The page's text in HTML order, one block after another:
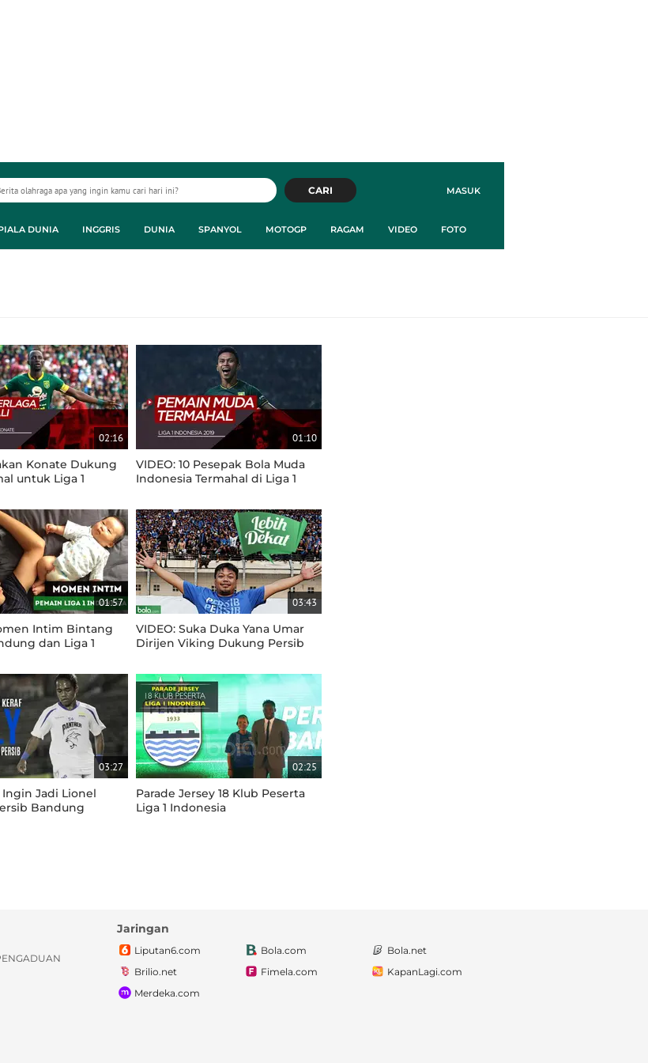
MASUK
CARI
DUNIA INGGRIS DUNIA SPANYOL MOTOGP RAGAM VIDEO FOTO
02:16
Konate Dukung
untuk Liga 1
01:10
VIDEO: 10 Pesepak Bola Muda
Indonesia Termahal di Liga 1
01:57
Intim Bintang
dan Liga 1
03:43
VIDEO: Suka Duka Yana Umar
Dirijen Viking Dukung Persib
03:27
Ingin Jadi Lionel
Bandung
02:25
Parade Jersey 18 Klub Peserta
Liga 1 Indonesia
Jaringan
Liputan6.com Bola.com
Bola.net
Brilio.net
Fimela.com
KapanLagi.com
Merdeka.com